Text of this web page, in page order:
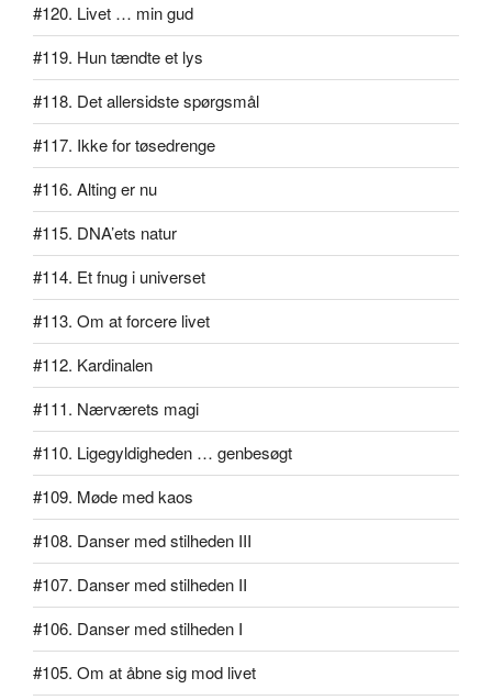
#120. Livet … min gud
#119. Hun tændte et lys
#118. Det allersidste spørgsmål
#117. Ikke for tøsedrenge
#116. Alting er nu
#115. DNA’ets natur
#114. Et fnug i universet
#113. Om at forcere livet
#112. Kardinalen
#111. Nærværets magi
#110. Ligegyldigheden … genbesøgt
#109. Møde med kaos
#108. Danser med stilheden III
#107. Danser med stilheden II
#106. Danser med stilheden I
#105. Om at åbne sig mod livet